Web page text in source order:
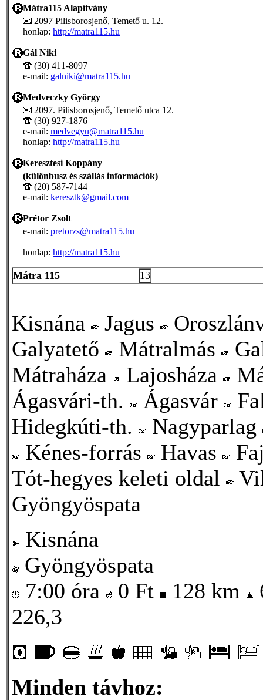
Mátra115 Alapítvány
2097 Pilisborosjenő, Temető u. 12.
honlap: http://matra115.hu
Gál Niki
(30) 411-8097
e-mail: galniki@matra115.hu
Medveczky György
2097. Pilisborosjenő, Temető utca 12.
(30) 927-1876
e-mail: medvegyu@matra115.hu
honlap: http://matra115.hu
Keresztesi Koppány
(különbusz és szállás információk)
(20) 587-7144
e-mail: keresztk@gmail.com
Prétor Zsolt
e-mail: pretorzs@matra115.hu
honlap: http://matra115.hu
Mátra 115 13
Kisnána Jagus
Galyatető
Mátralmás
Mátraháza
Lajosháza
Ágasvári-th.
Ágasvár
Hidegkúti-th.
Nagyparlag
Kénes-forrás
Havas
Tót-hegyes keleti oldal
Gyöngyöspata
Kisnána
Gyöngyöspata
7:00 óra
0 Ft 128 km
226,3
Minden távhoz: